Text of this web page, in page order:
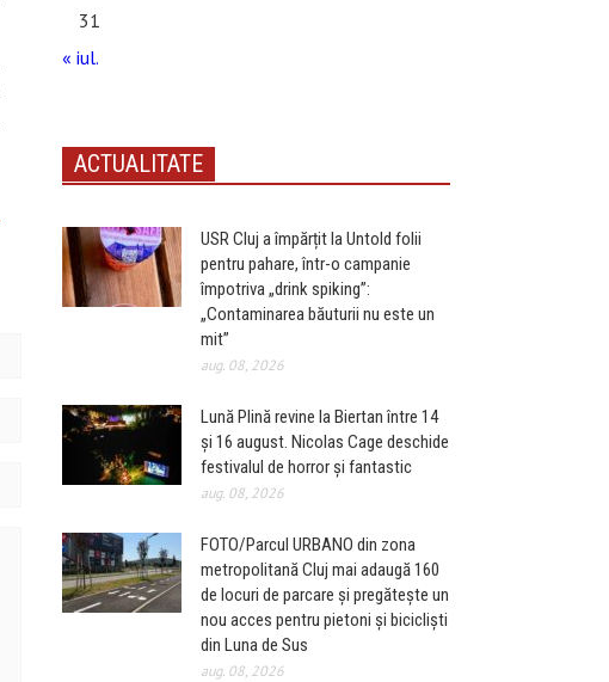
31
« iul.
ACTUALITATE
USR Cluj a împărțit la Untold folii
pentru pahare, într-o campanie
împotriva „drink spiking”:
„Contaminarea băuturii nu este un
mit”
aug. 08, 2026
Lună Plină revine la Biertan între 14
și 16 august. Nicolas Cage deschide
festivalul de horror și fantastic
aug. 08, 2026
FOTO/Parcul URBANO din zona
metropolitană Cluj mai adaugă 160
de locuri de parcare și pregătește un
nou acces pentru pietoni și bicicliști
din Luna de Sus
aug. 08, 2026